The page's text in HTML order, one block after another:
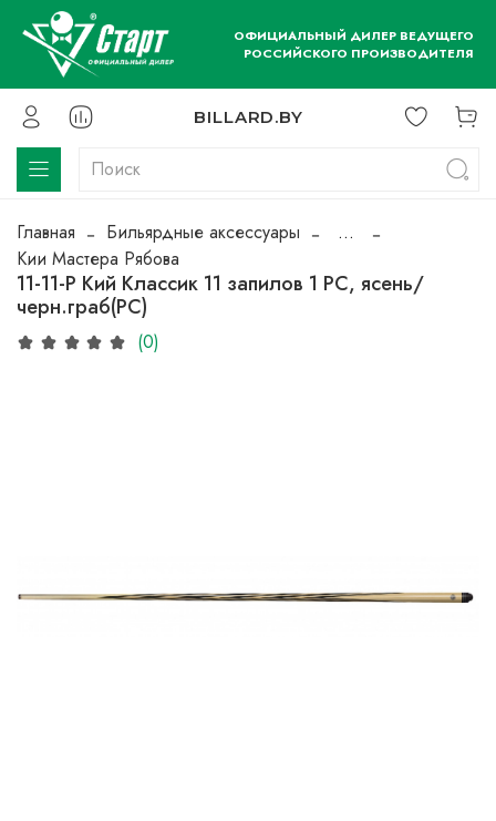
ОФИЦИАЛЬНЫЙ ДИЛЕР ВЕДУЩЕГО
РОССИЙСКОГО ПРОИЗВОДИТЕЛЯ
BILLARD.BY
Главная Бильярдные аксессуары
...
Кии Мастера Рябова
11-11-Р Кий Классик 11 запилов 1 РС, ясень/
черн.граб(РС)
(0)